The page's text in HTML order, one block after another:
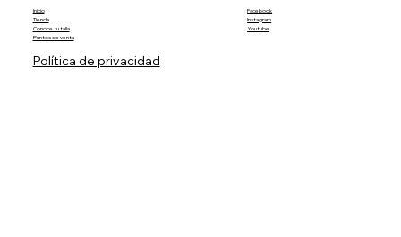
Inicio
Tienda
Conoce tu talla
Puntos de venta
Política de privacidad
Facebook
Instagram
Youtube